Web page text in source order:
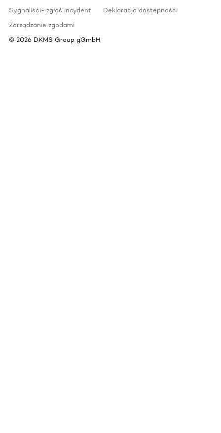
Sygnaliści- zgłoś incydent
Deklaracja dostępności
Zarządzanie zgodami
© 2026 DKMS Group gGmbH